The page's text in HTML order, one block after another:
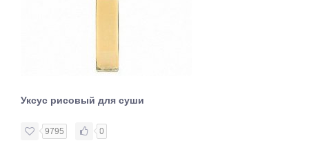
Уксус рисовый для суши
9795 0